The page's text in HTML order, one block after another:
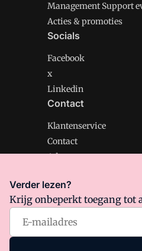
Management Support
Acties & promoties
Socials
Facebook
x
Linkedin
Contact
Klantenservice
Contact
Adverteren
Management Support
Algemene Voorwaarden
Verder lezen?
Krijg onbeperkt toegang tot